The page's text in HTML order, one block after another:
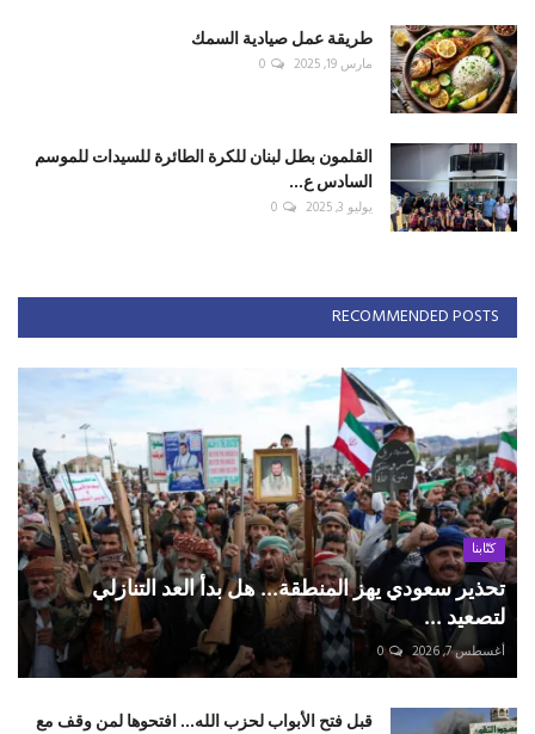
طريقة عمل صيادية السمك
مارس 19, 2025 0
القلمون بطل لبنان للكرة الطائرة للسيدات للموسم
السادس ع...
يوليو 3, 2025 0
RECOMMENDED POSTS
كتّابنا
تحذير سعودي يهز المنطقة... هل بدأ العد التنازلي
لتصعيد ...
أغسطس 7, 2026 0
قبل فتح الأبواب لحزب الله... افتحوها لمن وقف مع